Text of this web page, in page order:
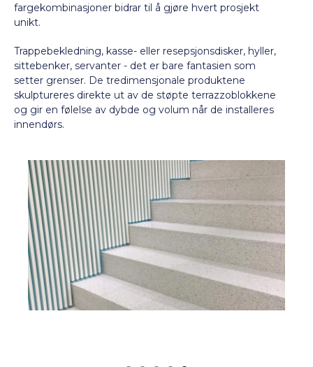
fargekombinasjoner bidrar til å gjøre hvert prosjekt
unikt.
Trappebekledning, kasse- eller resepsjonsdisker, hyller,
sittebenker, servanter - det er bare fantasien som
setter grenser. De tredimensjonale produktene
skulptureres direkte ut av de støpte terrazzoblokkene
og gir en følelse av dybde og volum når de installeres
innendørs.